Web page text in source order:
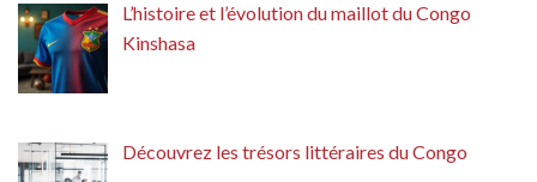
L’histoire et l’évolution du maillot du Congo
Kinshasa
Découvrez les trésors littéraires du Congo